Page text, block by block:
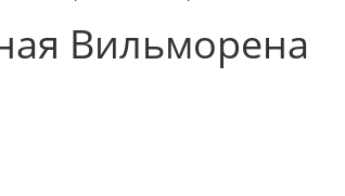
Вильморена